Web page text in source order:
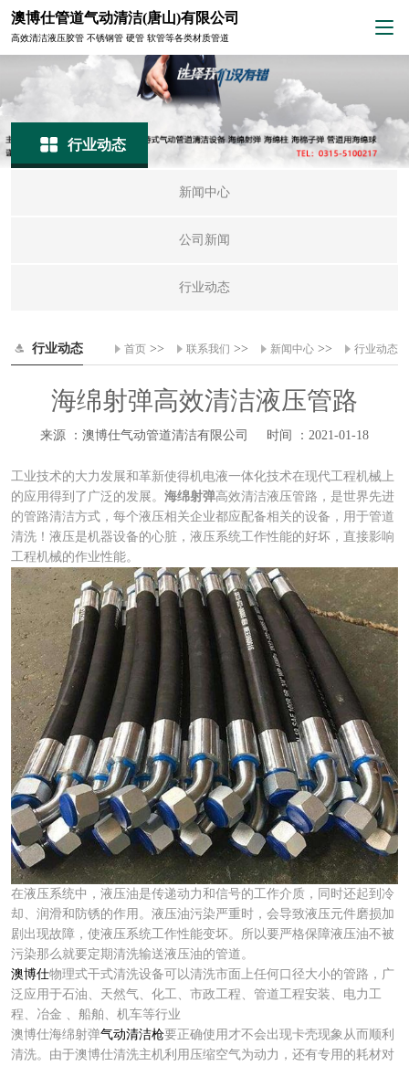
澳博仕管道气动清洁(唐山)有限公司
高效清洁液压胶管 不锈钢管 硬管 软管等各类材质管道
行业动态
新闻中心
公司新闻
行业动态
行业动态 首页 >> 联系我们 >> 新闻中心 >> 行业动态
海绵射弹高效清洁液压管路
来源 ：澳博仕气动管道清洁有限公司 时间 ：2021-01-18
工业技术的大力发展和革新使得机电液一体化技术在现代工程机械上
的应用得到了广泛的发展。 海绵射弹高效清洁液压管路，是世界先进
的管路清洁方式，每个液压相关企业都应配备相关的设备，用于管道
清洗！液压是机器设备的心脏，液压系统工作性能的好坏，直接影响
工程机械的作业性能。
在液压系统中，液压油是传递动力和信号的工作介质，同时还起到冷
却、润滑和防锈的作用。液压油污染严重时，会导致液压元件磨损加
剧出现故障，使液压系统工作性能变坏。所以要严格保障液压油不被
污染那么就要定期清洗输送液压油的管道。
澳博仕物理式干式清洗设备可以清洗市面上任何口径大小的管路，广
泛应用于石油、天然气、化工、市政工程、管道工程安装、电力工
程、冶金 、船舶、机车等行业
澳博仕海绵射弹气动清洁枪要正确使用才不会出现卡壳现象从而顺利
清洗。由于澳博仕清洗主机利用压缩空气为动力，还有专用的耗材对